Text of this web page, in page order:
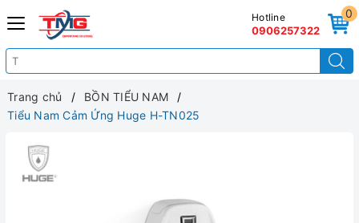
0
Hotline
0906257322
Trang chủ
BỒN TIỂU NAM
Tiểu Nam Cảm Ứng Huge H-TN025